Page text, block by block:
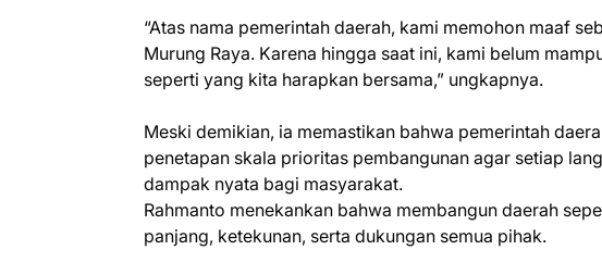
“Atas nama pemerintah daerah, kami memohon maaf
Murung Raya. Karena hingga saat ini, kami belum
seperti yang kita harapkan bersama,” ungkapnya.
Meski demikian, ia memastikan bahwa pemerintah
penetapan skala prioritas pembangunan agar setiap
dampak nyata bagi masyarakat.
Rahmanto menekankan bahwa membangun daerah
panjang, ketekunan, serta dukungan semua pihak.